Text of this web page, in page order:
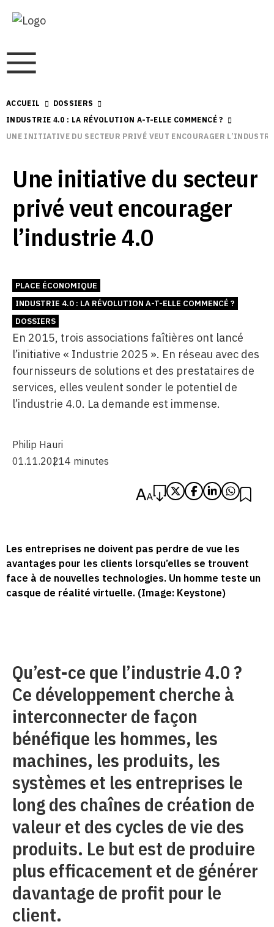
ACCUEIL
DOSSIERS
INDUSTRIE 4.0 : LA RÉVOLUTION A-T-ELLE COMMENCÉ ?
UNE INITIATIVE DU SECTEUR PRIVÉ VEUT ENCOURAGER
Une initiative du secteur
privé veut encourager
l’industrie 4.0
PLACE ÉCONOMIQUE
INDUSTRIE 4.0 : LA RÉVOLUTION A-T-ELLE COMMENCÉ ?
DOSSIERS
En 2015, trois associations faîtières ont lancé
l’initiative « Industrie 2025 ». En réseau avec des
fournisseurs de solutions et des prestataires de
services, elles veulent sonder le potentiel de
l’industrie 4.0. La demande est immense.
Philip Hauri
01.11.20214 minutes
Les entreprises ne doivent pas perdre de vue les
avantages pour les clients lorsqu’elles se trouvent
face à de nouvelles technologies. Un homme teste un
casque de réalité virtuelle. (Image: Keystone)
Qu’est-ce que l’industrie 4.0 ?
Ce développement cherche à
interconnecter de façon
bénéfique les hommes, les
machines, les produits, les
systèmes et les entreprises le
long des chaînes de création de
valeur et des cycles de vie des
produits. Le but est de produire
plus efficacement et de générer
davantage de profit pour le
client.